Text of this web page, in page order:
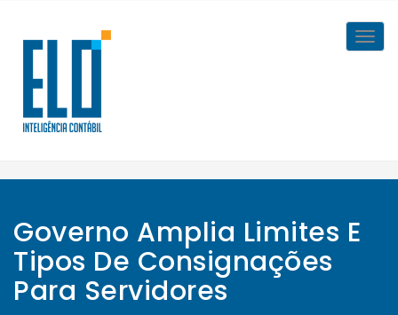
content
Governo Amplia Limites E
Tipos De Consignações
Para Servidores